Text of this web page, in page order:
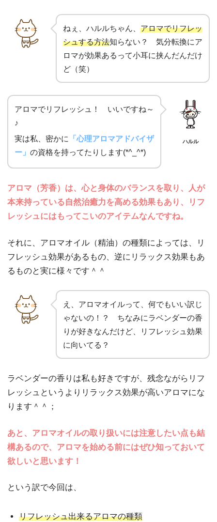
ねぇ、ハルルちゃん、 アロマでリフレッ
シュする方法知らない？ 気分転換にア
ロマが効果あるって小耳に挟んだんだけ
ど（笑）
アロマでリフレッシュ！ いいですね～
♪
実は私、密かに
「心理アロマアドバイザ
ー」 の資格を持ってたりします(*^_^*)
ハルル
アロマ（芳香）は、心と身体のバランスを取り、人が
本来持っている自然治癒力を高める効果もあり、リフ
レッシュにはもってこいのアイテムなんですね。
それに、アロマオイル（精油）の種類によっては、リ
フレッシュ効果があるもの、逆にリラックス効果もあ
るものと実に様々です＾＾
え、アロマオイルって、何でもいい訳じ
ゃないの！？ ちなみにラベンダーの香
りが好きなんだけど、リフレッシュ効果
に向いてる？
ラベンダーの香りは私も好きですが、残念ながらリフ
レッシュというよりリラックス効果が高いアロマにな
ります＾＾；
あと、アロマオイルの取り扱いには注意したい点も結
構あるので、アロマを始める前にはぜひ知っておいて
欲しいと思います！
という訳で今回は、
リフレッシュ出来るアロマの種類